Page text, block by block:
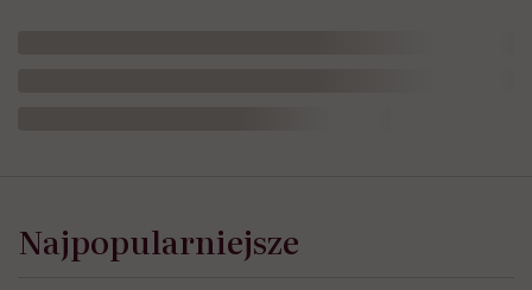
Najpopularniejsze